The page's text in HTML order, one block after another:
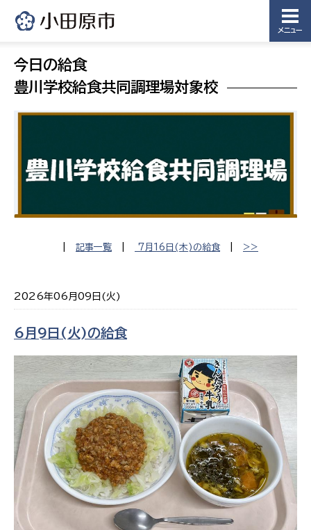
メニュー
今日の給食
豊川学校給食共同調理場対象校
記事一覧 7月16日(木)の給食 >>
2026年06月09日(火)
6月9日(火)の給食